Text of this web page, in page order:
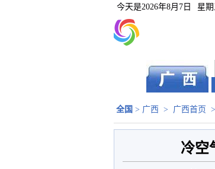
今天是2026年8月7日 星期
全国 > 广西 > 广西首页 >
冷空